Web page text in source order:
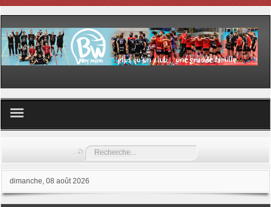
Les samedis du sport
Rechercher
dimanche, 08 août 2026